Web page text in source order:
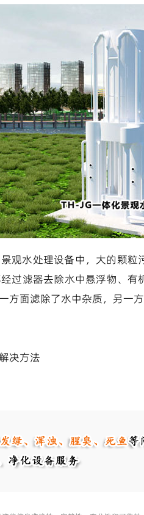
观水处理设备中，大的颗
过滤器去除水中悬浮物、
方面滤除了水中杂质，另一
决方法